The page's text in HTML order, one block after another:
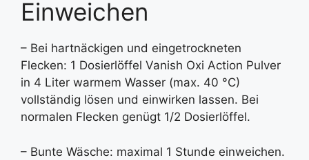
Einweichen
– Bei hartnäckigen und eingetrockneten
Flecken: 1 Dosierlöffel Vanish Oxi Action Pulver
in 4 Liter warmem Wasser (max. 40 °C)
vollständig lösen und einwirken lassen. Bei
normalen Flecken genügt 1/2 Dosierlöffel.
– Bunte Wäsche: maximal 1 Stunde einweichen.